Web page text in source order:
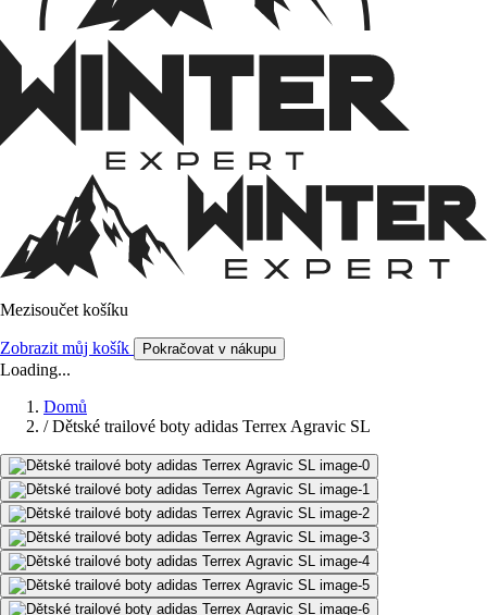
Mezisoučet košíku
Zobrazit můj košík Pokračovat v nákupu
Loading...
Domů
/ Dětské trailové boty adidas Terrex Agravic SL